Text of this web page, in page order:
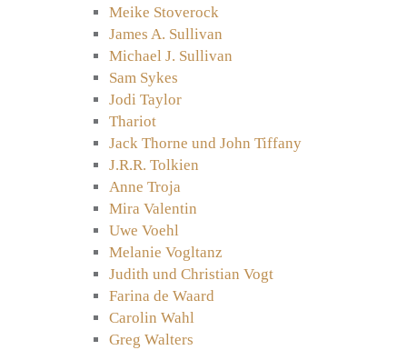
Meike Stoverock
James A. Sullivan
Michael J. Sullivan
Sam Sykes
Jodi Taylor
Thariot
Jack Thorne und John Tiffany
J.R.R. Tolkien
Anne Troja
Mira Valentin
Uwe Voehl
Melanie Vogltanz
Judith und Christian Vogt
Farina de Waard
Carolin Wahl
Greg Walters